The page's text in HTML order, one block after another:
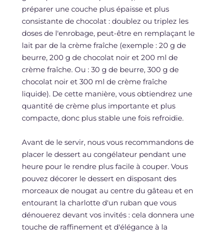
préparer une couche plus épaisse et plus
consistante de chocolat : doublez ou triplez les
doses de l'enrobage, peut-être en remplaçant le
lait par de la crème fraîche (exemple : 20 g de
beurre, 200 g de chocolat noir et 200 ml de
crème fraîche. Ou : 30 g de beurre, 300 g de
chocolat noir et 300 ml de crème fraîche
liquide). De cette manière, vous obtiendrez une
quantité de crème plus importante et plus
compacte, donc plus stable une fois refroidie.
Avant de le servir, nous vous recommandons de
placer le dessert au congélateur pendant une
heure pour le rendre plus facile à couper. Vous
pouvez décorer le dessert en disposant des
morceaux de nougat au centre du gâteau et en
entourant la charlotte d'un ruban que vous
dénouerez devant vos invités : cela donnera une
touche de raffinement et d'élégance à la